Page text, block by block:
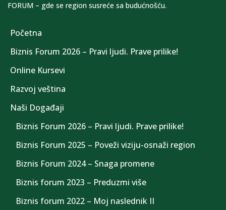
FORUM – gde se region susreće sa budućnošću.
Početna
Biznis Forum 2026 – Pravi ljudi. Prave prilike!
Online Kursevi
Razvoj veština
Naši Događaji
Biznis Forum 2026 – Pravi ljudi. Prave prilike!
Biznis Forum 2025 – Poveži viziju-osnaži region
Biznis Forum 2024 – Snaga promene
Biznis forum 2023 – Preduzmi više
Biznis forum 2022 – Moj naslednik II